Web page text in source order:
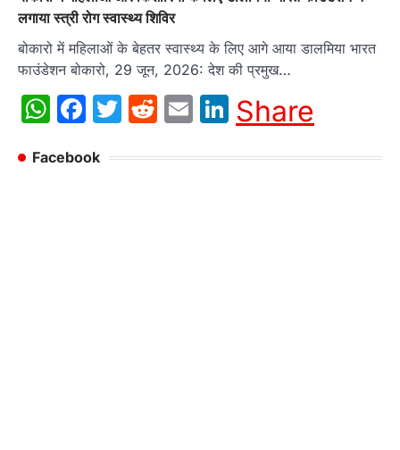
लगाया स्त्री रोग स्वास्थ्य शिविर
बोकारो में महिलाओं के बेहतर स्वास्थ्य के लिए आगे आया डालमिया भारत
फाउंडेशन बोकारो, 29 जून, 2026: देश की प्रमुख…
WhatsApp
Facebook
Twitter
Reddit
EmailLinkedIn
Share
Facebook